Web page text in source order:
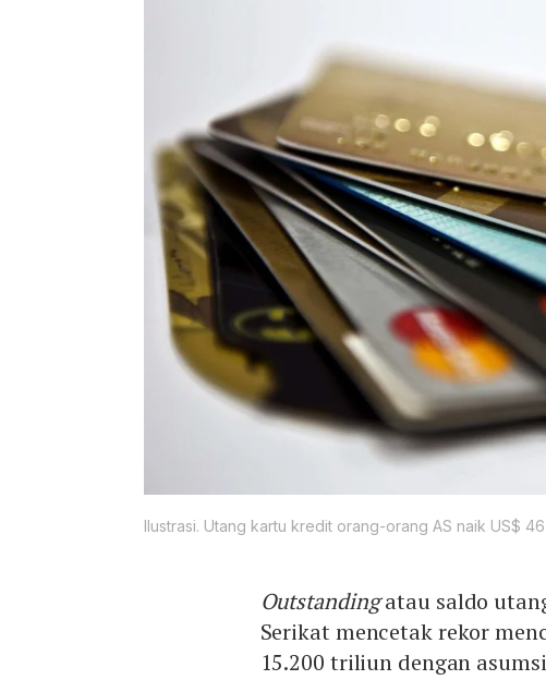
Ilustrasi. Utang kartu kredit orang-orang AS naik US$
Outstandingatau saldo
Serikat mencetak rekor
15.200 triliun dengan